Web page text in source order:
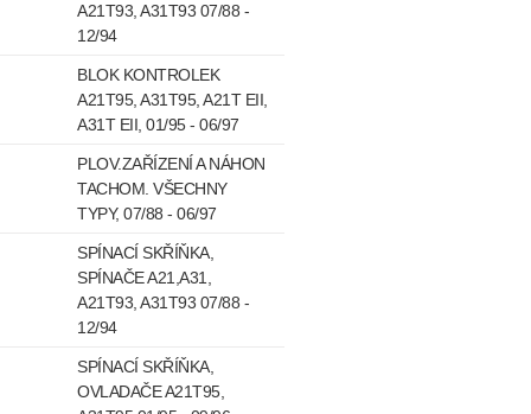
A21T93, A31T93 07/88 -
12/94
BLOK KONTROLEK
A21T95, A31T95, A21T EII,
A31T EII, 01/95 - 06/97
PLOV.ZAŘÍZENÍ A NÁHON
TACHOM. VŠECHNY
TYPY, 07/88 - 06/97
SPÍNACÍ SKŘÍŇKA,
SPÍNAČE A21,A31,
A21T93, A31T93 07/88 -
12/94
SPÍNACÍ SKŘÍŇKA,
OVLADAČE A21T95,